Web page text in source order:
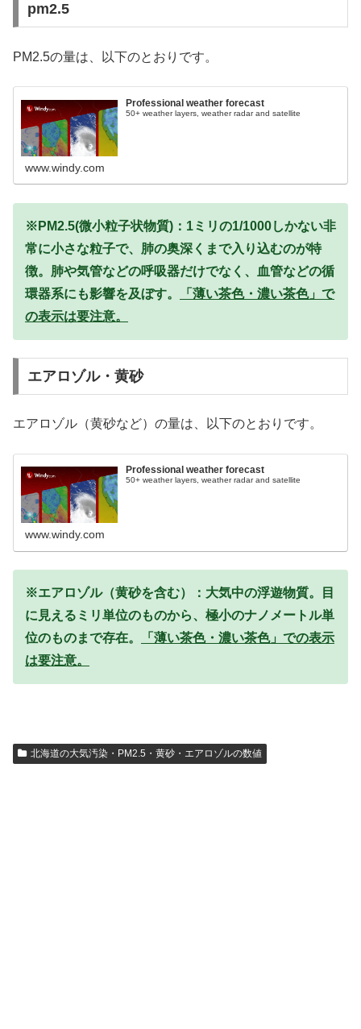
pm2.5
PM2.5の量は、以下のとおりです。
Professional weather forecast
50+ weather layers, weather radar and satellite
www.windy.com
※PM2.5(微小粒子状物質)：1ミリの1/1000しかない非
常に小さな粒子で、肺の奥深くまで入り込むのが特
徴。肺や気管などの呼吸器だけでなく、血管などの循
環器系にも影響を及ぼす。
「薄い茶色・濃い茶色」で
の表示は要注意。
エアロゾル・黄砂
エアロゾル（黄砂など）の量は、以下のとおりです。
Professional weather forecast
50+ weather layers, weather radar and satellite
www.windy.com
※エアロゾル（黄砂を含む）：大気中の浮遊物質。目
に見えるミリ単位のものから、極小のナノメートル単
位のものまで存在。
「薄い茶色・濃い茶色」での表示
は要注意。
北海道の大気汚染・PM2.5・黄砂・エアロゾルの数値